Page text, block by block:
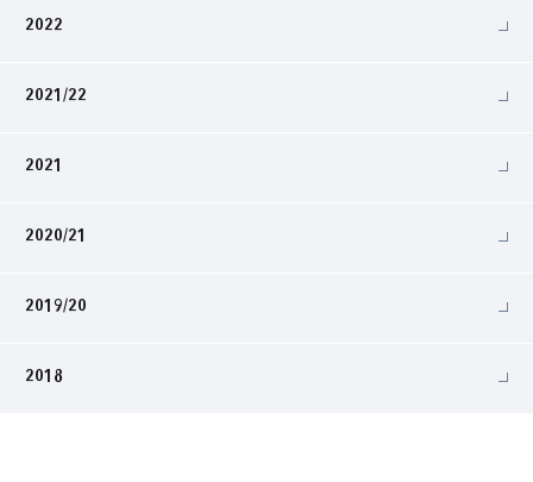
2022
2021/22
2021
2020/21
2019/20
2018